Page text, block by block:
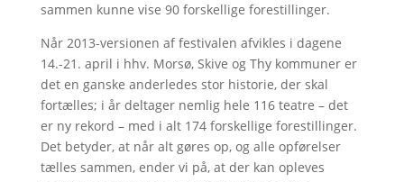
sammen kunne vise 90 forskellige forestillinger.
Når 2013-versionen af festivalen afvikles i dagene
14.-21. april i hhv. Morsø, Skive og Thy kommuner er
det en ganske anderledes stor historie, der skal
fortælles; i år deltager nemlig hele 116 teatre – det
er ny rekord – med i alt 174 forskellige forestillinger.
Det betyder, at når alt gøres op, og alle opførelser
tælles sammen, ender vi på, at der kan opleves